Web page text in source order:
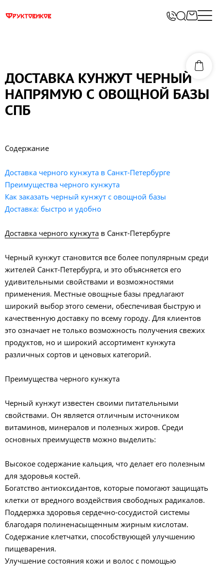
ДОСТАВКА КУНЖУТ ЧЕРНЫЙ
НАПРЯМУЮ С ОВОЩНОЙ БАЗЫ
СПБ
Содержание
Доставка черного кунжута в Санкт-Петербурге
Преимущества черного кунжута
Как заказать черный кунжут с овощной базы
Доставка: быстро и удобно
Доставка черного кунжута в Санкт-Петербурге
Черный кунжут становится все более популярным среди
жителей Санкт-Петербурга, и это объясняется его
удивительными свойствами и возможностями
применения. Местные овощные базы предлагают
широкий выбор этого семени, обеспечивая быструю и
качественную доставку по всему городу. Для клиентов
это означает не только возможность получения свежих
продуктов, но и широкий ассортимент кунжута
различных сортов и ценовых категорий.
Преимущества черного кунжута
Черный кунжут известен своими питательными
свойствами. Он является отличным источником
витаминов, минералов и полезных жиров. Среди
основных преимуществ можно выделить:
Высокое содержание кальция, что делает его полезным
для здоровья костей.
Богатство антиоксидантов, которые помогают защищать
клетки от вредного воздействия свободных радикалов.
Поддержка здоровья сердечно-сосудистой системы
благодаря полиненасыщенным жирным кислотам.
Содержание клетчатки, способствующей улучшению
пищеварения.
Улучшение состояния кожи и волос с помощью